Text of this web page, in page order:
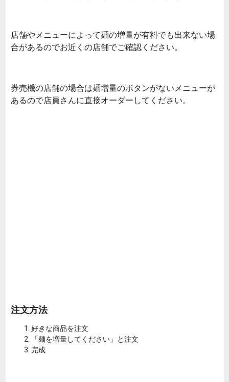
店舗やメニューによって麺の増量が有料でも出来ない場
合があるのでお近くの店舗でご確認ください。
券売機の店舗の場合は麺増量のボタンがないメニューが
あるので店員さんに直接オーダーしてください。
注文方法
好きな商品を注文
「麺を増量してください」と注文
完成